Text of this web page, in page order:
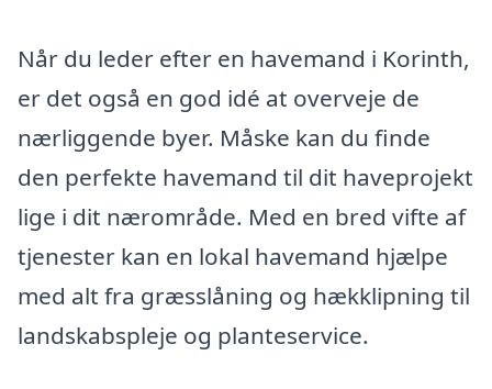
Når du leder efter en havemand i Korinth,
er det også en god idé at overveje de
nærliggende byer. Måske kan du finde
den perfekte havemand til dit haveprojekt
lige i dit nærområde. Med en bred vifte af
tjenester kan en lokal havemand hjælpe
med alt fra græsslåning og hækklipning til
landskabspleje og planteservice.